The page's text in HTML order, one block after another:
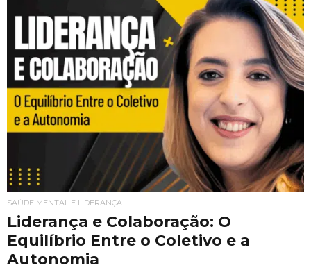
SAÚDE MENTAL E LIDERANÇA
Liderança e Colaboração: O
Equilíbrio Entre o Coletivo e a
Autonomia